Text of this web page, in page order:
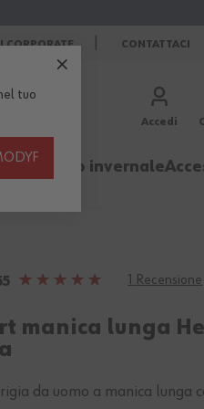
CORPORATE CONTATTACI
Accedi
invernale
Valutazione:
1 Recensione
manica lunga
da uomo a manica lunga
tuo